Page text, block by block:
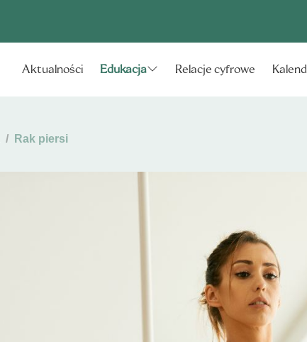
Aktualności Edukacja Relacje cyfrowe
Rak piersi